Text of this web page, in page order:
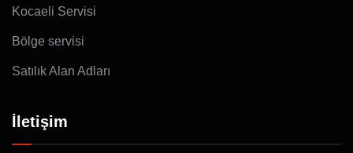
Kocaeli Servisi
Bölge servisi
Satılık Alan Adları
İletişim